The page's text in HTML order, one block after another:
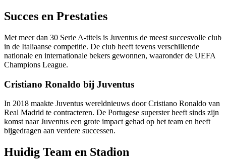
Succes en Prestaties
Met meer dan 30 Serie A-titels is Juventus de meest succesvolle club
in de Italiaanse competitie. De club heeft tevens verschillende
nationale en internationale bekers gewonnen, waaronder de UEFA
Champions League.
Cristiano Ronaldo bij Juventus
In 2018 maakte Juventus wereldnieuws door Cristiano Ronaldo van
Real Madrid te contracteren. De Portugese superster heeft sinds zijn
komst naar Juventus een grote impact gehad op het team en heeft
bijgedragen aan verdere successen.
Huidig Team en Stadion